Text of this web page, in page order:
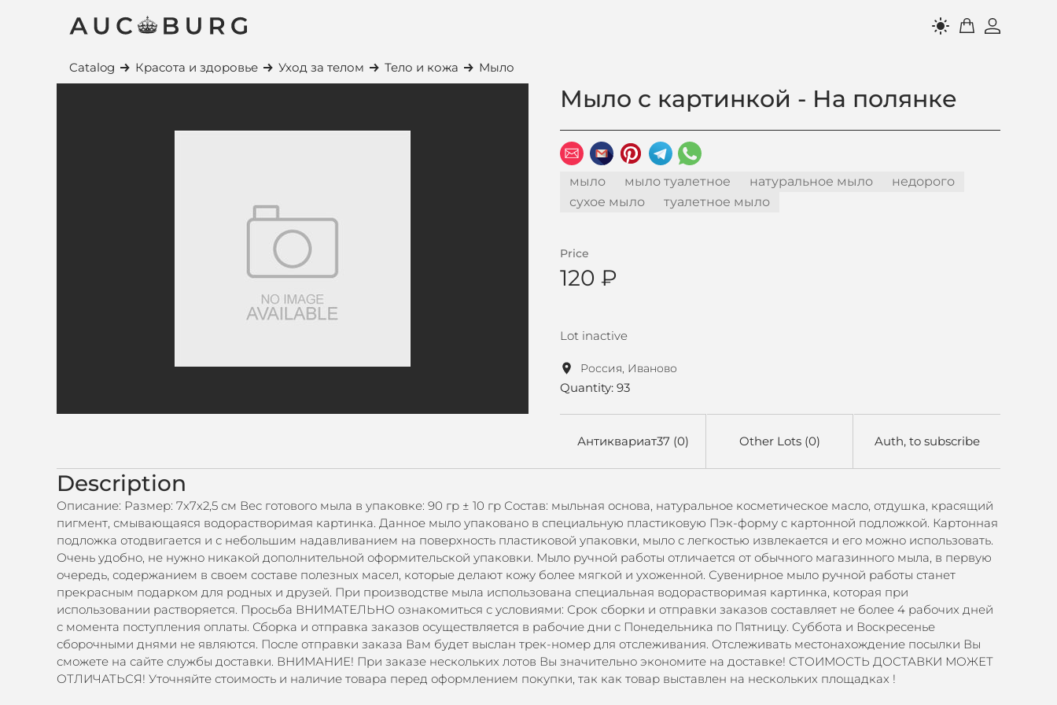
light_mode
Catalog Красота и здоровье Уход за телом Тело и кожа Мыло
Мыло с картинкой - На полянке
мыло мыло туалетное натуральное мыло
недорого
сухое мыло
туалетное мыло
Price
120 ₽
Lot inactive
Россия, Иваново
Quantity: 93
Антиквариат37 (0) Other Lots (0) Auth, to subscribe
Description
Описание: Размер: 7х7х2,5 см Вес готового мыла в упаковке: 90 гр ± 10 гр Состав: мыльная основа, натуральное косметическое масло, отдушка, красящий
пигмент, смывающаяся водорастворимая картинка. Данное мыло упаковано в специальную пластиковую Пэк-форму с картонной подложкой. Картонная
подложка отодвигается и с небольшим надавливанием на поверхность пластиковой упаковки, мыло с легкостью извлекается и его можно использовать.
Очень удобно, не нужно никакой дополнительной оформительской упаковки. Мыло ручной работы отличается от обычного магазинного мыла, в первую
очередь, содержанием в своем составе полезных масел, которые делают кожу более мягкой и ухоженной. Сувенирное мыло ручной работы станет
прекрасным подарком для родных и друзей. При производстве мыла использована специальная водорастворимая картинка, которая при
использовании растворяется. Просьба ВНИМАТЕЛЬНО ознакомиться с условиями: Срок сборки и отправки заказов составляет не более 4 рабочих дней
с момента поступления оплаты. Сборка и отправка заказов осуществляется в рабочие дни с Понедельника по Пятницу. Суббота и Воскресенье
сборочными днями не являются. После отправки заказа Вам будет выслан трек-номер для отслеживания. Отслеживать местонахождение посылки Вы
сможете на сайте службы доставки. ВНИМАНИЕ! При заказе нескольких лотов Вы значительно экономите на доставке! СТОИМОСТЬ ДОСТАВКИ МОЖЕТ
ОТЛИЧАТЬСЯ! Уточняйте стоимость и наличие товара перед оформлением покупки, так как товар выставлен на нескольких площадках !